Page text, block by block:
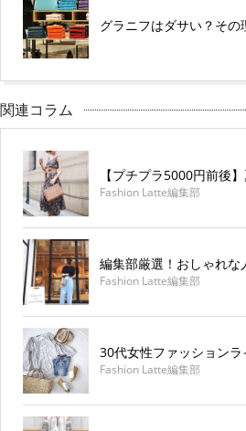
グラニフはダサい？そ
関連コラム
【プチプラ5000円前後
Fashion Latte編集部
編集部厳選！おしゃれ
Fashion Latte編集部
30代女性ファッション
Fashion Latte編集部